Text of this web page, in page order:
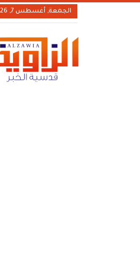
الجمعة, أغسطس 7, 2026